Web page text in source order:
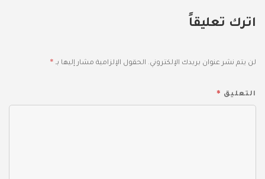
اترك تعليقاً
لن يتم نشر عنوان بريدك الإلكتروني. الحقول الإلزامية مشار إليها بـ *
التعليق *